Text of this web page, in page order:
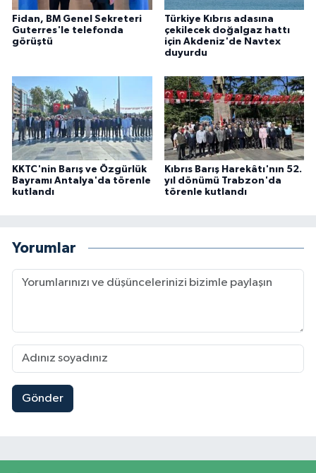
Fidan, BM Genel Sekreteri
Guterres'le telefonda
görüştü
Türkiye Kıbrıs adasına
çekilecek doğalgaz hattı
için Akdeniz'de Navtex
duyurdu
KKTC'nin Barış ve Özgürlük
Bayramı Antalya'da törenle
kutlandı
Kıbrıs Barış Harekâtı'nın 52.
yıl dönümü Trabzon'da
törenle kutlandı
Yorumlar
Gönder